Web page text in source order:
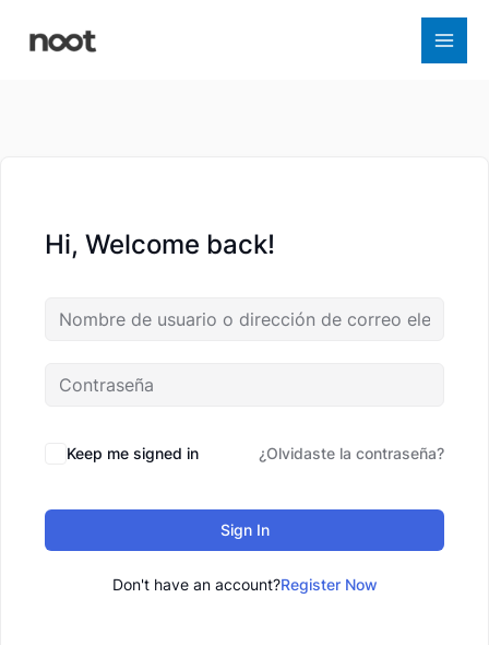
Hi, Welcome back!
Keep me signed in ¿Olvidaste la contraseña?
Sign In
Don't have an account?Register Now